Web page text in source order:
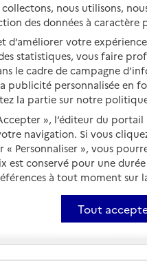
Être hospitalisé
Fin de vie à domicile
nous utilisons,
des données à caractère
d’améliorer votre
statistiques, vous faire
le cadre de campagne
publicité personnalisée en
la partie sur notre
», l’éditeur du
navigation. Si vous
« Personnaliser », vous
est conservé pour une
à tout moment sur
Tout